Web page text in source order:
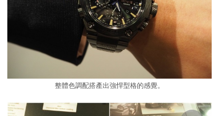
整體色調配搭產出強悍型格的感覺。